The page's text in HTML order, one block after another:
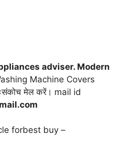
adviser. Modern
Machine Covers
मेल करें। mail id
forbest buy –